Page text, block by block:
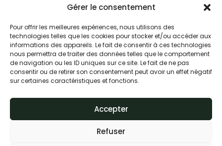
Gérer le consentement
Pour offrir les meilleures expériences, nous utilisons des
technologies telles que les cookies pour stocker et/ou accéder aux
informations des appareils. Le fait de consentir à ces technologies
nous permettra de traiter des données telles que le comportement
de navigation ou les ID uniques sur ce site. Le fait de ne pas
consentir ou de retirer son consentement peut avoir un effet négatif
sur certaines caractéristiques et fonctions.
Accepter
Refuser
Discover adoption
Offer two oaks
Our news
Contact us
Phone
Email address